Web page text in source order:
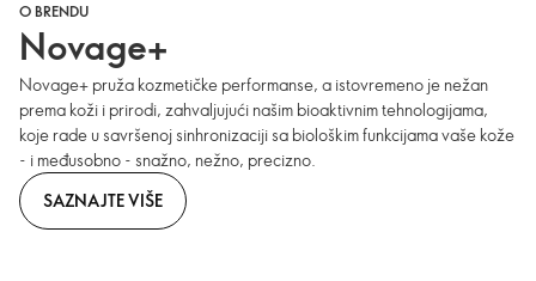
O BRENDU
Novage+
Novage+ pruža kozmetičke performanse, a istovremeno je nežan
prema koži i prirodi, zahvaljujući našim bioaktivnim tehnologijama,
koje rade u savršenoj sinhronizaciji sa biološkim funkcijama vaše kože
- i međusobno - snažno, nežno, precizno.
SAZNAJTE VIŠE